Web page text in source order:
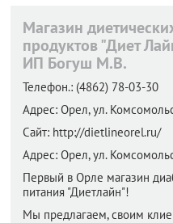
Магазин
продуктов "Диет
ИП Богуш М.В.
Телефон.: (4862) 78-03-30
Адрес: Орел,ул.
Сайт: http://dietlineorel.ru/
Адрес: Орел,ул.
Первый в Орле магазин
питания "Диетлайн"!
Мы предлагаем, своим